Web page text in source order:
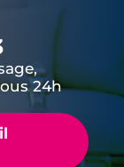
24h